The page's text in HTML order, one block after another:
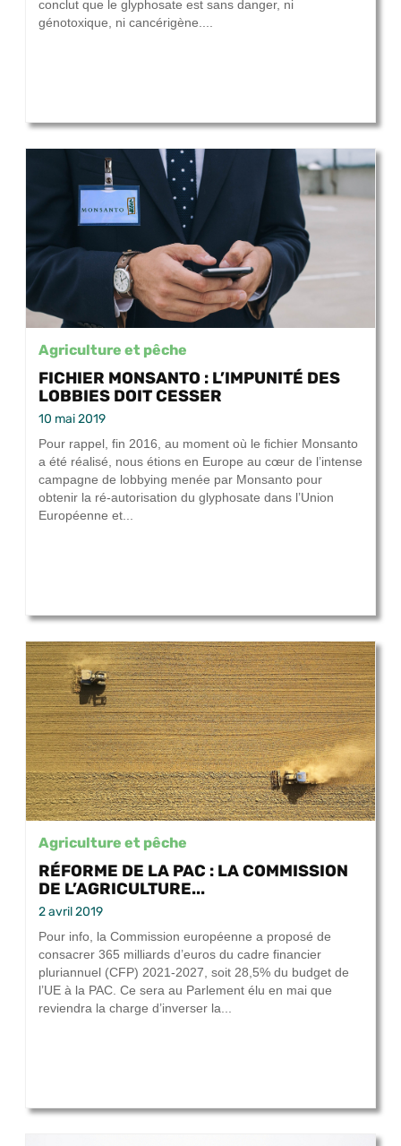
conclut que le glyphosate est sans danger, ni
génotoxique, ni cancérigène....
Agriculture et pêche
FICHIER MONSANTO : L’IMPUNITÉ DES
LOBBIES DOIT CESSER
10 mai 2019
Pour rappel, fin 2016, au moment où le fichier Monsanto
a été réalisé, nous étions en Europe au cœur de l’intense
campagne de lobbying menée par Monsanto pour
obtenir la ré-autorisation du glyphosate dans l’Union
Européenne et...
Agriculture et pêche
RÉFORME DE LA PAC : LA COMMISSION
DE L’AGRICULTURE...
2 avril 2019
Pour info, la Commission européenne a proposé de
consacrer 365 milliards d’euros du cadre financier
pluriannuel (CFP) 2021-2027, soit 28,5% du budget de
l’UE à la PAC. Ce sera au Parlement élu en mai que
reviendra la charge d’inverser la...